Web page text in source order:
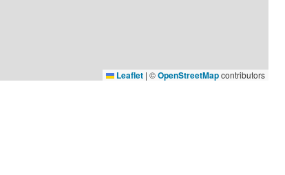
Leaflet | ©OpenStreetMapcontributors